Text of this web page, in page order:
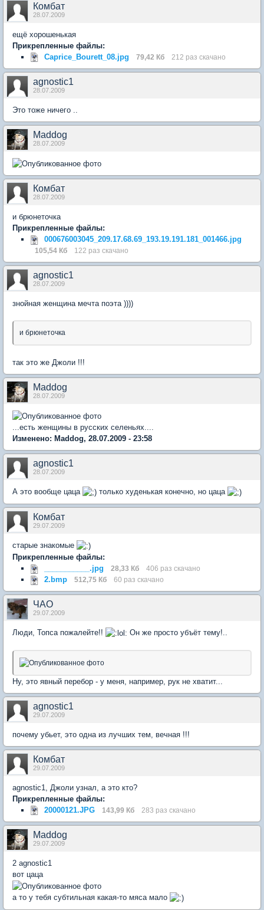
Комбат
28.07.2009
ещё хорошенькая
Прикрепленные файлы:
Caprice_Bourett_08.jpg
79,42 Кб 212 раз скачано
agnostic1
28.07.2009
Это тоже ничего ..
Maddog
28.07.2009
Комбат
28.07.2009
и брюнеточка
Прикрепленные файлы:
000676003045_209.17.68.69_193.19.191.181_001466.jpg
105,54 Кб 122 раз скачано
agnostic1
28.07.2009
знойная женщина мечта поэта ))))
и брюнеточка
так это же Джоли !!!
Maddog
28.07.2009
...есть женщины в русских селеньях....
Изменено: Maddog, 28.07.2009 - 23:58
agnostic1
28.07.2009
А это вообще цаца только худенькая конечно, но цаца
Комбат
29.07.2009
старые знакомые
Прикрепленные файлы:
___________.jpg
28,33 Кб 406 раз скачано
2.bmp 512,75 Кб 60 раз скачано
ЧАО
29.07.2009
Люди, Топса пожалейте!! Он же просто убъёт тему!..
Ну, это явный перебор - у меня, например, рук не хватит...
agnostic1
29.07.2009
почему убьет, это одна из лучших тем, вечная !!!
Комбат
29.07.2009
agnostic1, Джоли узнал, а это кто?
Прикрепленные файлы:
20000121.JPG
143,99 Кб 283 раз скачано
Maddog
29.07.2009
2 agnostic1
вот цаца
а то у тебя субтильная какая-то мяса мало